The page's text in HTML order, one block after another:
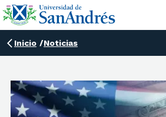
Inicio /Noticias